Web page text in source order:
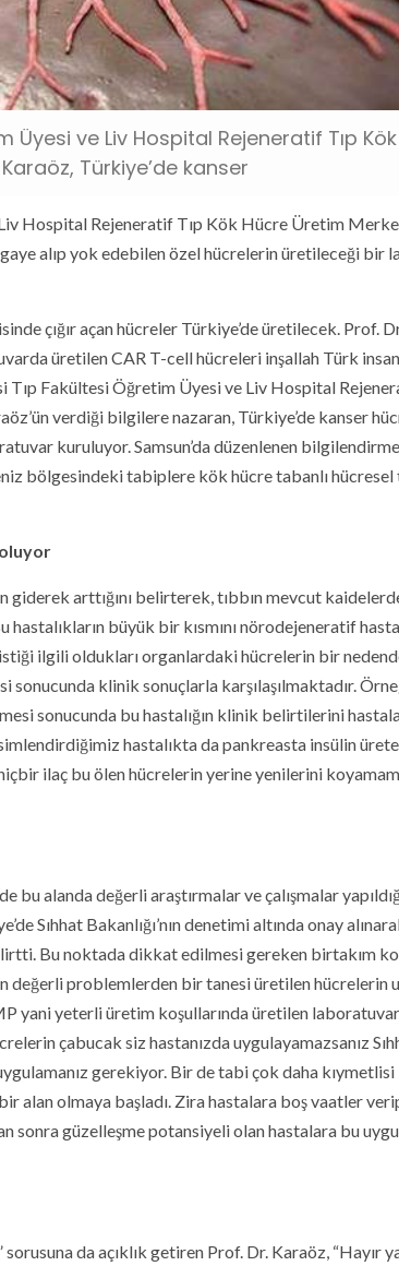
Üyesi ve Liv Hospital Rejeneratif Tıp
Türkiye’de kanser
Hospital Rejeneratif Tıp Kök Hücre Üretim
alıp yok edebilen özel hücrelerin üretileceği bir
çığır açan hücreler Türkiye’de üretilecek. Prof.
üretilen CAR T-cell hücreleri inşallah Türk
Tıp Fakültesi Öğretim Üyesi ve Liv Hospital
verdiği bilgilere nazaran, Türkiye’de kanser
kuruluyor. Samsun’da düzenlenen bilgilendirme
bölgesindeki tabiplere kök hücre tabanlı
arttığını belirterek, tıbbın mevcut
büyük bir kısmını nörodejeneratif
ilgili oldukları organlardaki hücrelerin bir
klinik sonuçlarla karşılaşılmaktadır.
sonucunda bu hastalığın klinik belirtilerini
hastalıkta da pankreasta insülin
ilaç bu ölen hücrelerin yerine yenilerini
bu alanda değerli araştırmalar ve çalışmalar
Sıhhat Bakanlığı’nın denetimi altında onay
Bu noktada dikkat edilmesi gereken birtakım
değerli problemlerden bir tanesi üretilen hücrelerin
yani yeterli üretim koşullarında üretilen
çabucak siz hastanızda uygulayamazsanız
gerekiyor. Bir de tabi çok daha
alan olmaya başladı. Zira hastalara boş vaatler
sonra güzelleşme potansiyeli olan hastalara bu
da açıklık getiren Prof. Dr. Karaöz, “Hayır